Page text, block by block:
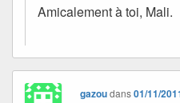
Amicalement à toi, Mali.
gazoudans01/11/